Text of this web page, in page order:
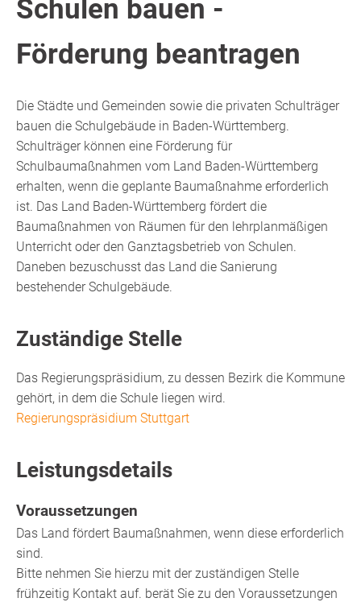
Schulen bauen -
Förderung beantragen
Die Städte und Gemeinden sowie die privaten Schulträger
bauen die Schulgebäude in Baden-Württemberg.
Schulträger können eine Förderung für
Schulbaumaßnahmen vom Land Baden-Württemberg
erhalten, wenn die geplante Baumaßnahme erforderlich
ist. Das Land Baden-Württemberg fördert die
Baumaßnahmen von Räumen für den lehrplanmäßigen
Unterricht oder den Ganztagsbetrieb von Schulen.
Daneben bezuschusst das Land die Sanierung
bestehender Schulgebäude.
Zuständige Stelle
Das Regierungspräsidium, zu dessen Bezirk die Kommune
gehört, in dem die Schule liegen wird.
Regierungspräsidium Stuttgart
Leistungsdetails
Voraussetzungen
Das Land fördert Baumaßnahmen, wenn diese erforderlich
sind.
Bitte nehmen Sie hierzu mit der zuständigen Stelle
frühzeitig Kontakt auf. berät Sie zu den Voraussetzungen